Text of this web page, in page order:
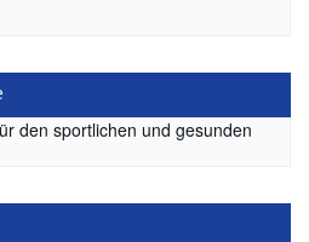
den sportlichen und gesunden